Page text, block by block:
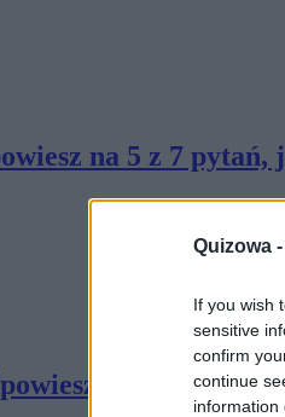
Quizowa -
If you wish
sensitive
confirm
continue
information
na 5 z 7 pytań,
na 10/12